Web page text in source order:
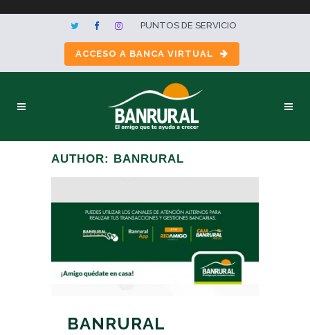
PUNTOS DE SERVICIO
ACCESO A BANCA VIRTUAL
AUTHOR: BANRURAL
BANRURAL